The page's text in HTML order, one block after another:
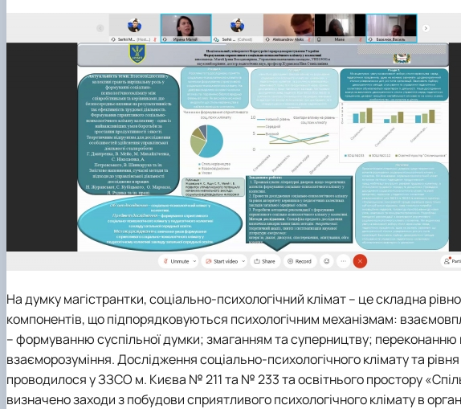
На думку магістрантки, соціально-психологічний клімат – це складна
компонентів, що підпорядковуються психологічним механізмам:
– формуванню суспільної думки; змаганням та суперництву; переконанню
взаєморозуміння. Дослідження соціально-психологічного клімату та
проводилося у ЗЗСО м. Києва № 211 та № 233 та освітнього простору
визначено заходи з побудови сприятливого психологічного клімату в